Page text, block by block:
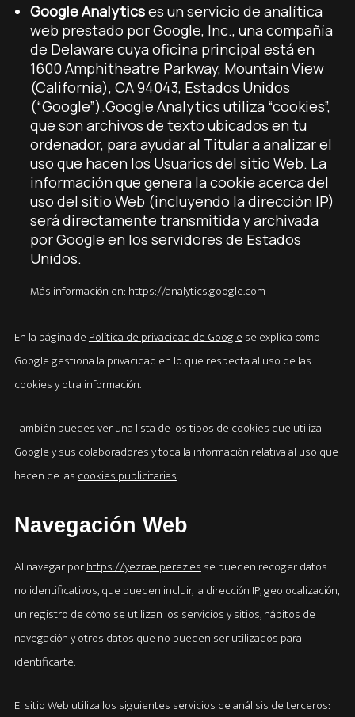
Google Analyticses un servicio de analítica
web prestado por Google, Inc., una compañía
de Delaware cuya oficina principal está en
1600 Amphitheatre Parkway, Mountain View
(California), CA 94043, Estados Unidos
(“Google”).Google Analytics utiliza “cookies”,
que son archivos de texto ubicados en tu
ordenador, para ayudar al Titular a analizar el
uso que hacen los Usuarios del sitio Web. La
información que genera la cookie acerca del
uso del sitio Web (incluyendo la dirección IP)
será directamente transmitida y archivada
por Google en los servidores de Estados
Unidos.
Más información en:https://analytics.google.com
En la página dePolítica de privacidad de Googlese explica cómo
Google gestiona la privacidad en lo que respecta al uso de las
cookies y otra información.
También puedes ver una lista de lostipos de cookiesque utiliza
Google y sus colaboradores y toda la información relativa al uso que
hacen de lascookies publicitarias.
Navegación Web
Al navegar porhttps://yezraelperez.esse pueden recoger datos
no identificativos, que pueden incluir, la dirección IP, geolocalización,
un registro de cómo se utilizan los servicios y sitios, hábitos de
navegación y otros datos que no pueden ser utilizados para
identificarte.
El sitio Web utiliza los siguientes servicios de análisis de terceros: